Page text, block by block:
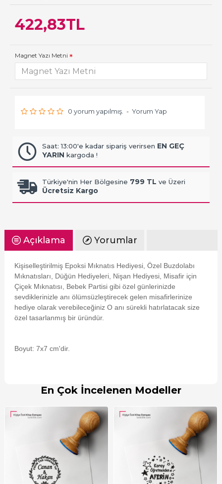
0 yorum yapılmış. - Yorum Yap
422,83TL
Magnet Yazı Metni
Saat: 13:00'e kadar sipariş verirsen EN GEÇ
YARIN kargoda !
Türkiye'nin Her Bölgesine 799 TL ve Üzeri
Ücretsiz Kargo
Açıklama Yorumlar
Kişiselleştirilmiş Epoksi Mıknatıs Hediyesi, Özel Buzdolabı
Mıknatısları, Düğün Hediyeleri, Nişan Hediyesi, Misafir için
Çiçek Mıknatısı, Bebek Partisi gibi özel günlerinizde
sevdiklerinizle anı ölümsüzleştirecek gelen misafirlerinize
hediye olarak verebileceğiniz O anı sürekli hatırlatacak size
özel tasarlanmış bir üründür.
Boyut: 7x7 cm'dir.
En Çok İncelenen Modeller